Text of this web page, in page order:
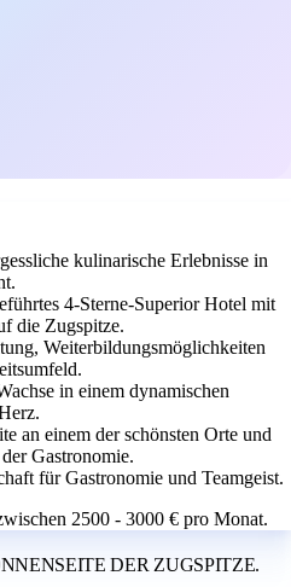
kulinarische Erlebnisse in
4-Sterne-Superior Hotel mit
die Zugspitze.
Weiterbildungsmöglichkeiten
in einem dynamischen
an einem der schönsten Orte und
Gastronomie.
für Gastronomie und Teamgeist.
2500 - 3000 € pro Monat.
DER ZUGSPITZE.